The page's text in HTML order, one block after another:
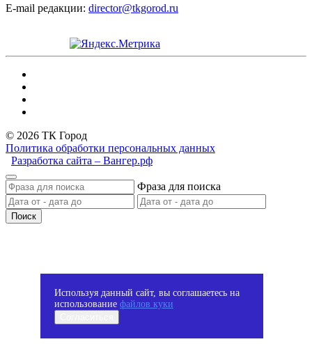
E-mail редакции: director@tkgorod.ru
© 2026 ТК Город
Политика обработки персональных данных
Разработка сайта – Вангер.рф
Фраза для поиска
Поиск
Используя данный сайт, вы соглашаетесь на
использование файлов куки